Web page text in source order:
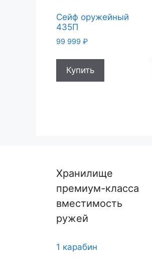
Сейф оружейный
435П
99 999 ₽
Купить
Хранилище
премиум-класса
вместимость
ружей
1 карабин